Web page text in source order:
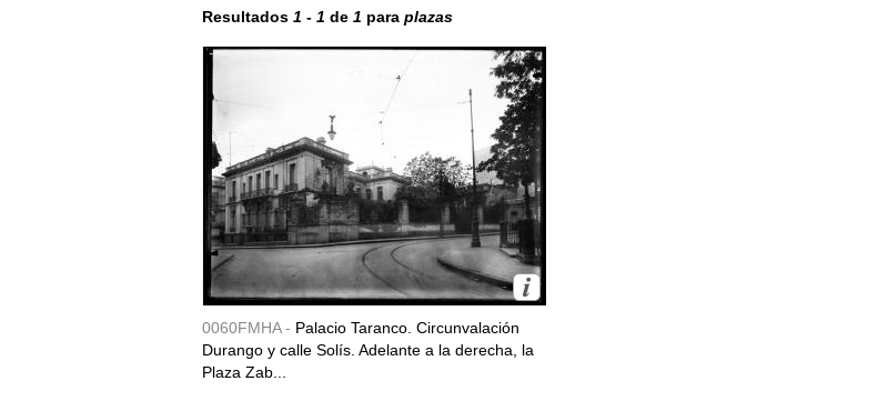
Resultados 1 - 1 de 1 para plazas
0060FMHA - Palacio Taranco. Circunvalación
Durango y calle Solís. Adelante a la derecha, la
Plaza Zab...